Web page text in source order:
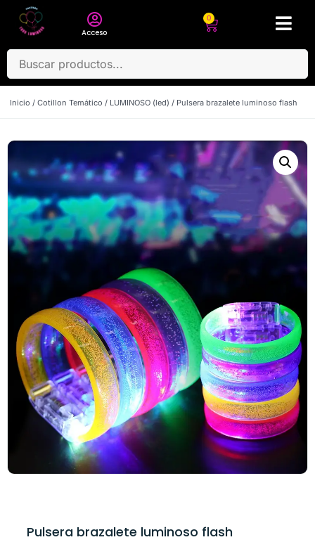
Acceso
0
Inicio / Cotillon Temático / LUMINOSO (led) / Pulsera brazalete luminoso flash
Pulsera brazalete luminoso flash